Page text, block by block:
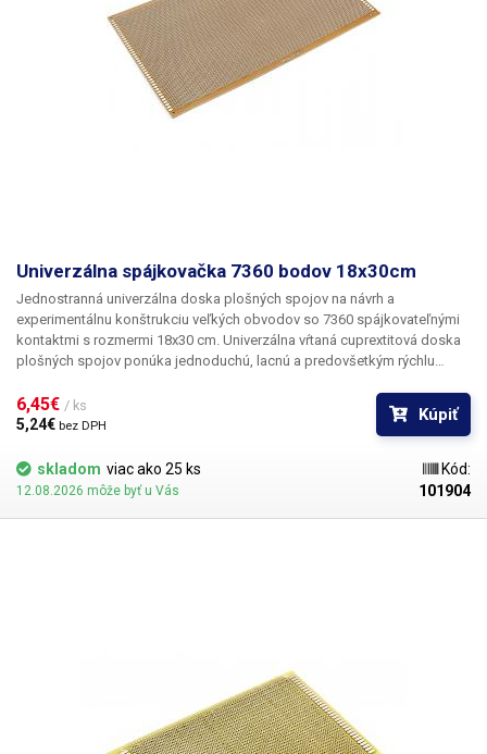
Univerzálna spájkovačka 7360 bodov 18x30cm
Jednostranná univerzálna doska plošných spojov na návrh a
experimentálnu konštrukciu veľkých obvodov so 7360 spájkovateľnými
kontaktmi s rozmermi 18x30 cm. Univerzálna vŕtaná cuprextitová doska
plošných spojov ponúka jednoduchú, lacnú a predovšetkým rýchlu
leptania a vŕtania. Predvŕtanú dosku plošných spojov jednoducho
osadíte súčiastkami, spájkujete ich a vytvoríte medzi nimi cínovú cestu
sústavami bez spájkovania ponúka toto riešenie väčšiu stabilitu a
spoľahlivosť.
6,45€ / ks
5,24€ bez DPH
Kúpiť
skladom viac ako 25 ks
12.08.2026 môže byť u Vás
Kód:
101904